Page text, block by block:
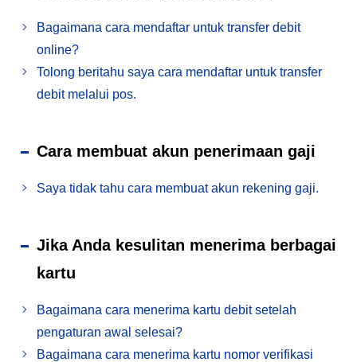
Bagaimana cara mendaftar untuk transfer debit
online?
Tolong beritahu saya cara mendaftar untuk transfer
debit melalui pos.
Cara membuat akun penerimaan gaji
Saya tidak tahu cara membuat akun rekening gaji.
Jika Anda kesulitan menerima berbagai
kartu
Bagaimana cara menerima kartu debit setelah
pengaturan awal selesai?
Bagaimana cara menerima kartu nomor verifikasi